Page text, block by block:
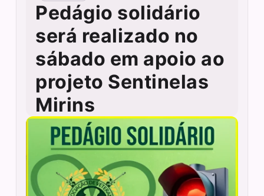
Pedágio solidário
será realizado no
sábado em apoio ao
projeto Sentinelas
Mirins